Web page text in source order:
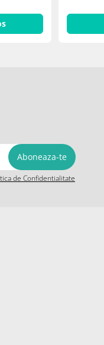
de Confidentialitate